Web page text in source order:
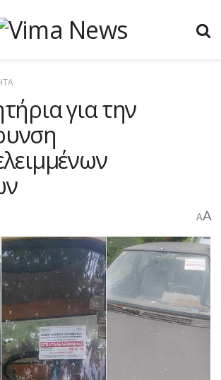
για την
AA